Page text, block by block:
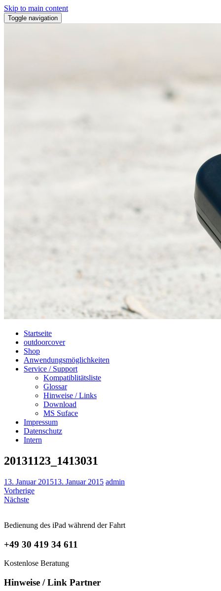
Skip to main content
Toggle navigation
Startseite
outdoorcover
Shop
Anwendungsmöglichkeiten
Service / Support
Kompatiblitätsliste
Glossar
Hinweise / Links
Download
MS Suface
Impressum
Datenschutz
Intern
20131123_1413031
13. Januar 201513. Januar 2015 admin
Vorherige
Nächste
Bedienung des iPad während der Fahrt
+49 30 419 34 611
Kostenlose Beratung
Hinweise / Link Partner